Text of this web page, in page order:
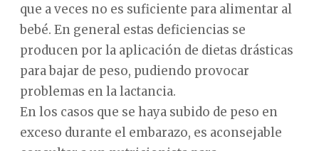
que a veces no es suficiente para alimentar al
bebé. En general estas deficiencias se
producen por la aplicación de dietas drásticas
para bajar de peso, pudiendo provocar
problemas en la lactancia.
En los casos que se haya subido de peso en
exceso durante el embarazo, es aconsejable